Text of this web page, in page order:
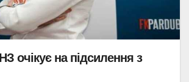
очікує на підсилення з